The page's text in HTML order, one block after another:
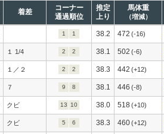
着差
コーナー
通過順位
推定
上り
馬体重
（増減）
1 1 38.2 472 (-16)
１ 1/4 2 2 38.1 502 (-6)
１／２ 2 2 38.3 442 (+12)
７ 9 8 38.1 446 (-8)
クビ 13 10 38.0 518(+10)
クビ 5 6 38.3 460(+12)